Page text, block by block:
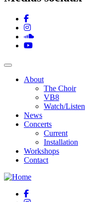
About
The Choir
VB8
Watch/Listen
News
Concerts
Current
Installation
Workshops
Contact